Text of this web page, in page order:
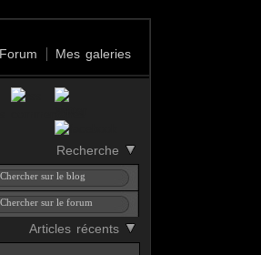
Forum Mes galeries
Recherche
Articles récents